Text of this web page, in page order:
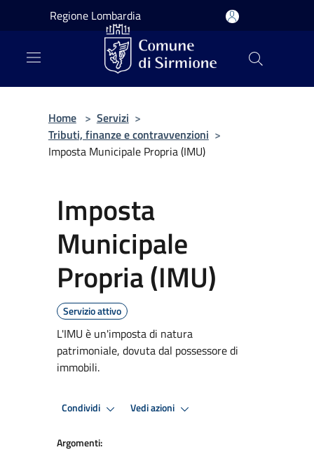
Salta al contenuto principale
Regione Lombardia
Home > Servizi >
Tributi, finanze e contravvenzioni >
Imposta Municipale Propria (IMU)
Imposta
Municipale
Propria (IMU)
Servizio attivo
L'IMU è un'imposta di natura
patrimoniale, dovuta dal possessore di
immobili.
Condividi Vedi azioni
Argomenti: